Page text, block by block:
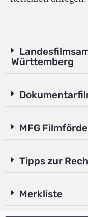
Württemberg
MFG
Tipps zur
Merkliste